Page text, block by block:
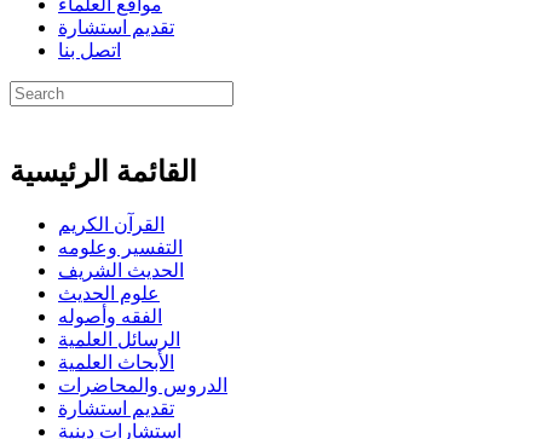
مواقع العلماء
تقديم استشارة
اتصل بنا
القائمة الرئيسية
القرآن الكريم
التفسير وعلومه
الحديث الشريف
علوم الحديث
الفقه وأصوله
الرسائل العلمية
الأبحاث العلمية
الدروس والمحاضرات
تقديم استشارة
استشارات دينية